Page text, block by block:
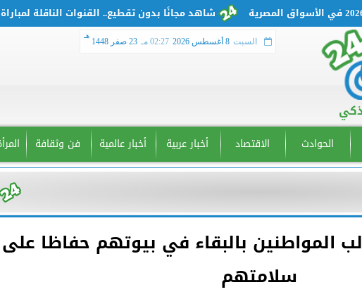
شاهد مجانًا بدون تقطيع.. القنوات الناقلة لمباراة
السبت 8 أغسطس 2026 02:27 مـ 23 صفر 1448
هـ
الحوادث الاقتصاد أخبار عربية أخبار عالمية فن وثقافة
المواطنين بالبقاء في بيوتهم حفاظا على
سلامتهم